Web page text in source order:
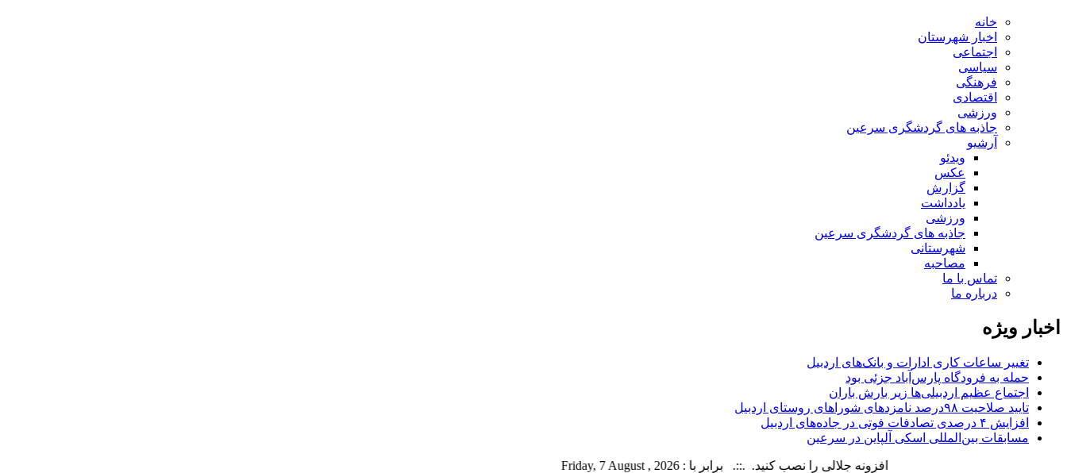
خانه
اخبار شهرستان
اجتماعی
سیاسی
فرهنگی
اقتصادی
ورزشی
جاذبه های گردشگری سرعین
آرشیو
ویدئو
عکس
گزارش
یادداشت
ورزشی
جاذبه های گردشگری سرعین
شهرستانی
مصاحبه
تماس با ما
درباره ما
اخبار ویژه
تغییر ساعات کاری ادارات و بانک‌های اردبیل
حمله به فرودگاه پارس‌‌آباد جزئی بود
اجتماع عظیم اردبیلی‌ها زیر بارش باران
تایید صلاحیت ۹۸درصد نامزدهای شوراهای روستای اردبیل
افزایش ۴ درصدی تصادفات فوتی در جاده‌های اردبیل
مسابقات بین‌المللی اسکی آلپاین در سرعین
افزونه جلالی را نصب کنید. .::. برابر با : Friday, 7 August , 2026